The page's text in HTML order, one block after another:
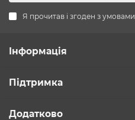
Я прочитав і згоден з умовами
Інформація
Підтримка
Додатково